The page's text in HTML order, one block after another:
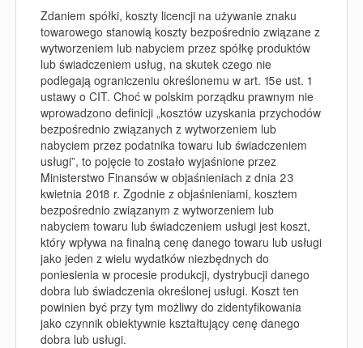
Zdaniem spółki, koszty licencji na używanie znaku
towarowego stanowią koszty bezpośrednio związane z
wytworzeniem lub nabyciem przez spółkę produktów
lub świadczeniem usług, na skutek czego nie
podlegają ograniczeniu określonemu w art. 15e ust. 1
ustawy o CIT. Choć w polskim porządku prawnym nie
wprowadzono definicji „kosztów uzyskania przychodów
bezpośrednio związanych z wytworzeniem lub
nabyciem przez podatnika towaru lub świadczeniem
usługi”, to pojęcie to zostało wyjaśnione przez
Ministerstwo Finansów w objaśnieniach z dnia 23
kwietnia 2018 r. Zgodnie z objaśnieniami, kosztem
bezpośrednio związanym z wytworzeniem lub
nabyciem towaru lub świadczeniem usługi jest koszt,
który wpływa na finalną cenę danego towaru lub usługi
jako jeden z wielu wydatków niezbędnych do
poniesienia w procesie produkcji, dystrybucji danego
dobra lub świadczenia określonej usługi. Koszt ten
powinien być przy tym możliwy do zidentyfikowania
jako czynnik obiektywnie kształtujący cenę danego
dobra lub usługi.